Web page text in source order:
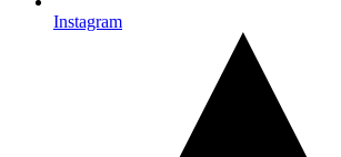
Instagram